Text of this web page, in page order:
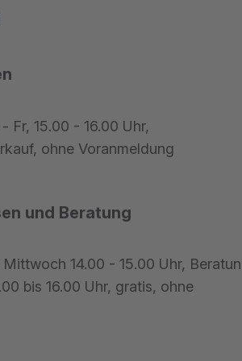
Fr, 15.00 - 16.00 Uhr,
ohne Voranmeldung
und Beratung
14.00 - 15.00 Uhr,
bis 16.00 Uhr, gratis, ohne